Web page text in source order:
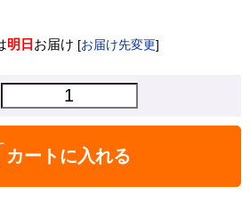
明日 お届け [お届け先変更]
カートに入れる